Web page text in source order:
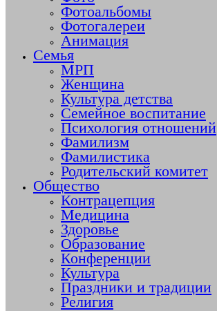
Фотоальбомы
Фотогалереи
Анимация
Семья
МРП
Женщина
Культура детства
Семейное воспитание
Психология отношений
Фамилизм
Фамилистика
Родительский комитет
Общество
Контрацепция
Медицина
Здоровье
Образование
Конференции
Культура
Праздники и традиции
Религия